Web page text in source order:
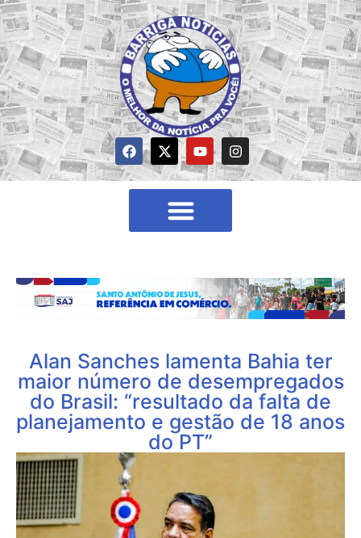
Alan Sanches lamenta Bahia ter
maior número de desempregados
do Brasil: “resultado da falta de
planejamento e gestão de 18 anos
do PT”